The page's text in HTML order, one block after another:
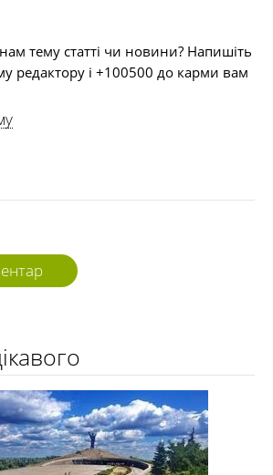
тему статті чи новини? Напишіть
редактору і +100500 до карми вам